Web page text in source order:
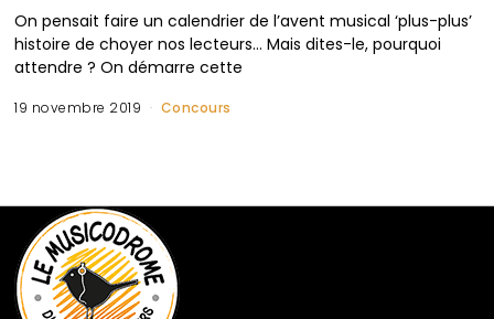
On pensait faire un calendrier de l’avent musical ‘plus-plus’
histoire de choyer nos lecteurs… Mais dites-le, pourquoi
attendre ? On démarre cette
19 novembre 2019 Concours